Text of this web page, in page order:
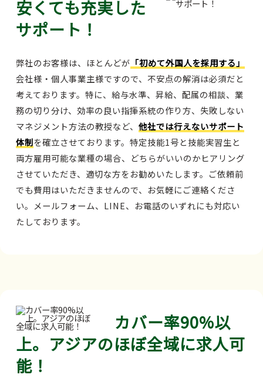
安くても充実した
サポート！
弊社のお客様は、ほとんどが 「初めて外国人を採用する」
会社様・個人事業主様ですので、不安点の解消は必須だと
考えております。特に、給与水準、昇給、配属の相談、業
務の切り分け、効率の良い指揮系統の作り方、失敗しない
マネジメント方法の教授など、 他社では行えないサポート
体制を確立させております。特定技能1号と技能実習生と
両方雇用可能な業種の場合、どちらがいいのかヒアリング
させていただき、適切な方をお勧めいたします。ご依頼前
でも費用はいただきませんので、お気軽にご連絡くださ
い。メールフォーム、LINE、お電話のいずれにも対応い
たしております。
カバー率90%以
上。アジアのほぼ全域に求人可
能！